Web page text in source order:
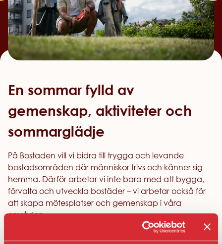
En sommar fylld av
gemenskap, aktiviteter och
sommarglädje
På Bostaden vill vi bidra till trygga och levande
bostadsområden där människor trivs och känner sig
hemma. Därför arbetar vi inte bara med att bygga,
förvalta och utveckla bostäder – vi arbetar också för
att skapa mötesplatser och gemenskap i våra
områden.
Tillsammans med lokala föreningar bjuder vi under